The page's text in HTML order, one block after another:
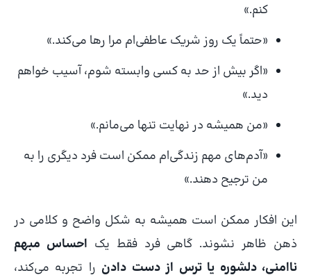
کنم.»
«حتماً یک روز شریک عاطفی‌ام مرا رها می‌کند.»
«اگر بیش از حد به کسی وابسته شوم، آسیب خواهم
دید.»
«من همیشه در نهایت تنها می‌مانم.»
«آدم‌های مهم زندگی‌ام ممکن است فرد دیگری را به
من ترجیح دهند.»
این افکار ممکن است همیشه به شکل واضح و کلامی در
ذهن ظاهر نشوند. گاهی فرد فقط یک احساس مبهم
ناامنی، دلشوره یا ترس از دست دادن را تجربه می‌کند،